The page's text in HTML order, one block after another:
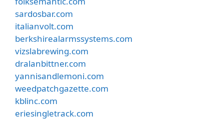
sardosbar.com
italianvolt.com
berkshirealarmssystems.com
vizslabrewing.com
dralanbittner.com
yannisandlemoni.com
weedpatchgazette.com
kblinc.com
eriesingletrack.com